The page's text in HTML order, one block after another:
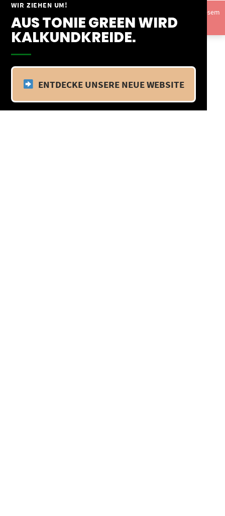
WIR ZIEHEN UM!
AUS TONIE GREEN WIRD
KALKUNDKREIDE.
ENTDECKE UNSERE NEUE WEBSITE
Springe
Inhalt
Vom 09.04.25 - 20.04.25 befinden wir uns im Betriebsurlaub. In diesem
Zeitraum findet kein Versand statt.Ausblenden